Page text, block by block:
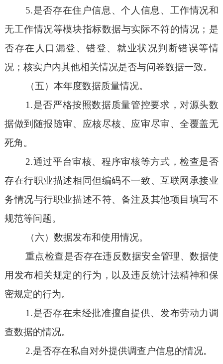
5.是否存在住户信息、个人信息、工作情况和
无工作情况等模块指标数据与实际不符的情况；是
否存在人口漏登、错登、就业状况判断错误等情
况；核实户内其他相关情况是否与问卷数据一致。
（五）本年度数据质量情况。
1.是否严格按照数据质量管控要求，对源头数
据做到随报随审、应核尽核、应审尽审、全覆盖无
死角。
2.通过平台审核、程序审核等方式，检查是否
存在行职业描述相同但编码不一致、互联网承接业
务情况与行职业描述不符、备注及其他项目填写不
规范等问题。
（六）数据发布和使用情况。
重点检查是否存在违反数据安全管理、数据使
用发布相关规定的行为，以及违反统计法精神和保
密规定的行为。
1.是否存在未经批准擅自提供、发布劳动力调
查数据的情况。
2.是否存在私自对外提供调查户信息的情况。